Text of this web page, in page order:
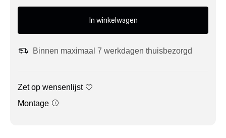
In winkelwagen
Binnen maximaal 7 werkdagen thuisbezorgd
Zet op wensenlijst
Montage